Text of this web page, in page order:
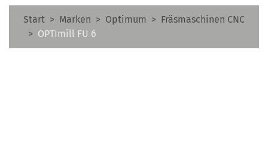
Start Marken Optimum
Fräsmaschinen CNC
OPTImill FU 6